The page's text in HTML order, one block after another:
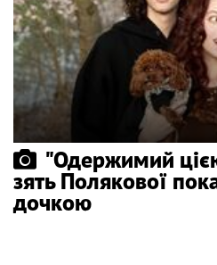
"Одержимий
зять Полякової
дочкою